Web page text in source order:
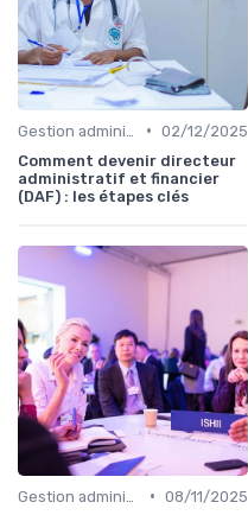
• 02/12/2025
Comment devenir directeur
administratif et financier
(DAF) : les étapes clés
• 08/11/2025